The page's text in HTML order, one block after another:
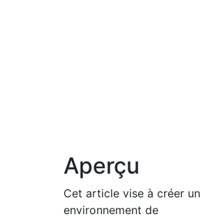
Aperçu
Cet article vise à créer un
environnement de